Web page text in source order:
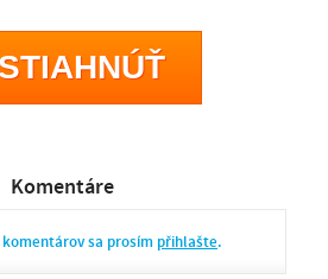
STIAHNÚŤ
Komentáre
sa prosím přihlašte.